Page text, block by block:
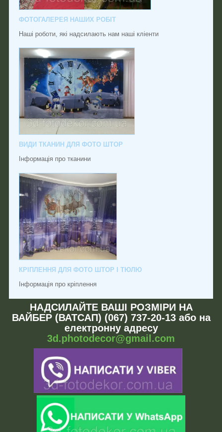
ФОТОГАЛЕРЕЯ НАШИХ РОБІТ
Наші роботи, які надсилають нам наші кліенти
ВИДИ ТКАНИН ДЛЯ ФОТО ШТОР
Інформація про тканини
КРІПЛЕННЯ ДЛЯ ФОТО ШТОР І ТЮЛЮ
Інформація про кріплення
НАДСИЛАЙТЕ ВАШІ РОЗМІРИ НА
ВАЙБЕР (ВАТСАП) (067) 737-20-13 або на
електронну адресу
3d.photodecor@gmail.com